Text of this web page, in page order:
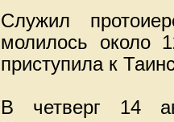
Служил
молилось около
приступила к
В четверг 14